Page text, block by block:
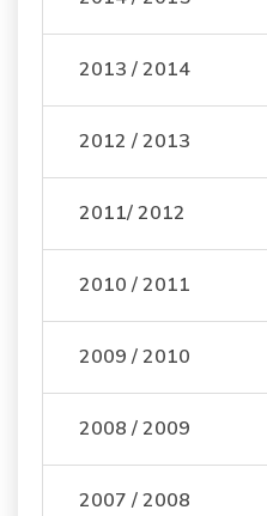
2013 / 2014
2012 / 2013
2011/ 2012
2010 / 2011
2009 / 2010
2008 / 2009
2007 / 2008